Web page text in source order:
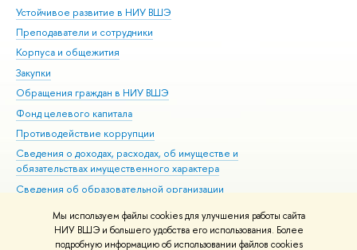
Мы используем файлы cookies для улучшения работы сайта
НИУ ВШЭ и большего удобства его использования. Более
подробную информацию об использовании файлов cookies
Устойчивое развитие в НИУ ВШЭ
Преподаватели и сотрудники
Корпуса и общежития
Закупки
Обращения граждан в НИУ ВШЭ
Фонд целевого капитала
Противодействие коррупции
Сведения о доходах, расходах, об имуществе и
обязательствах имущественного характера
Сведения об образовательной организации
Людям с ограниченными возможностями здоровья
Единая платежная страница